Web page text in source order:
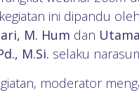
ini dipandu oleh
M. Hum dan
M.Si. selaku
moderator